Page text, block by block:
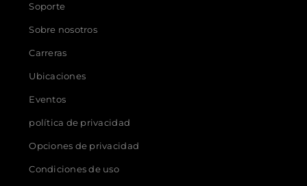
Soporte
Sobre nosotros
Carreras
Ubicaciones
Eventos
política de privacidad
Opciones de privacidad
Condiciones de uso